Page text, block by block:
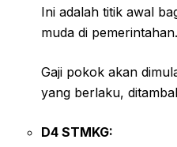
Ini adalah titik awal
muda di pemerintahan.
Gaji pokok akan
yang berlaku,
D4 STMKG: